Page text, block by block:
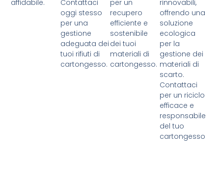
affidabile.
Contattaci
oggi stesso
per una
gestione
adeguata dei
tuoi rifiuti di
cartongesso.
per un
recupero
efficiente e
sostenibile
dei tuoi
materiali di
cartongesso.
rinnovabili,
offrendo una
soluzione
ecologica
per la
gestione dei
materiali di
scarto.
Contattaci
per un riciclo
efficace e
responsabile
del tuo
cartongesso